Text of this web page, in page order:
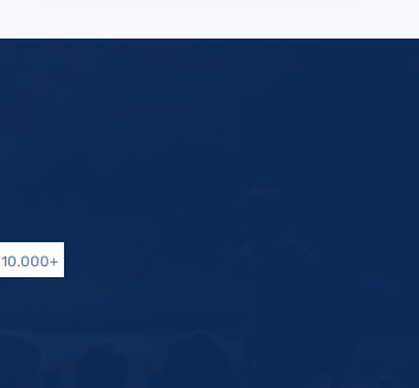
10.000+